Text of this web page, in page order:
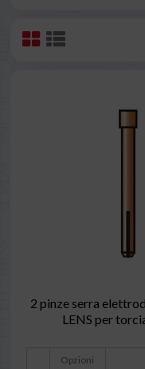
2 pinze serra
LENS per
Opzioni